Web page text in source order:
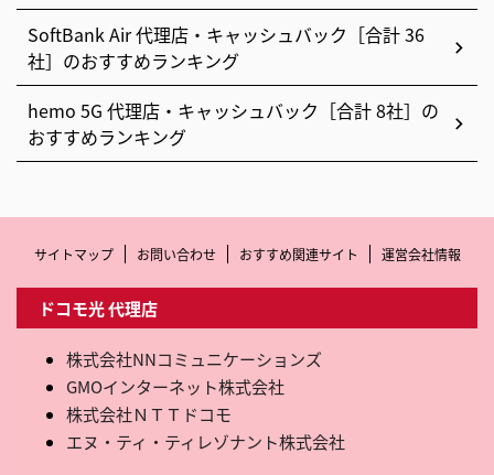
SoftBank Air 代理店・キャッシュバック［合計 36
社］のおすすめランキング
hemo 5G 代理店・キャッシュバック［合計 8社］の
おすすめランキング
サイトマップ お問い合わせ おすすめ関連サイト 運営会社情報
ドコモ光 代理店
株式会社NNコミュニケーションズ
GMOインターネット株式会社
株式会社ＮＴＴドコモ
エヌ・ティ・ティレゾナント株式会社